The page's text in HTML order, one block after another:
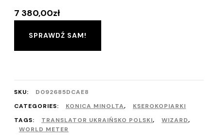
7 380,00zł
SPRAWDŹ SAM!
SKU:
D092685DCAE8
CATEGORIES:
KONICA MINOLTA,
KSEROKOPIARKI
TAGS:
TRANSLATOR UKRAIŃSKO POLSKI, WIZARD,
WORLD METER